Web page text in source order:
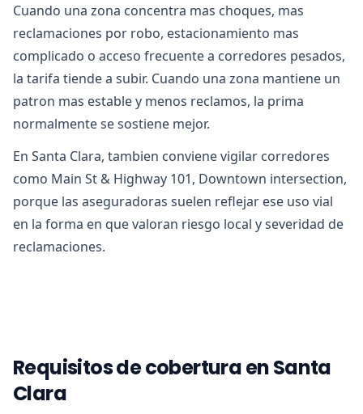
Cuando una zona concentra mas choques, mas
reclamaciones por robo, estacionamiento mas
complicado o acceso frecuente a corredores pesados,
la tarifa tiende a subir. Cuando una zona mantiene un
patron mas estable y menos reclamos, la prima
normalmente se sostiene mejor.
En Santa Clara, tambien conviene vigilar corredores
como Main St & Highway 101, Downtown intersection,
porque las aseguradoras suelen reflejar ese uso vial
en la forma en que valoran riesgo local y severidad de
reclamaciones.
Requisitos de cobertura en Santa
Clara